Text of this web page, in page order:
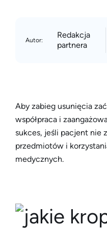
Autor:
Redakcja
partnera
Aby zabieg usunięcia
współpraca i
sukces, jeśli pacjent nie
przedmiotów i
medycznych.